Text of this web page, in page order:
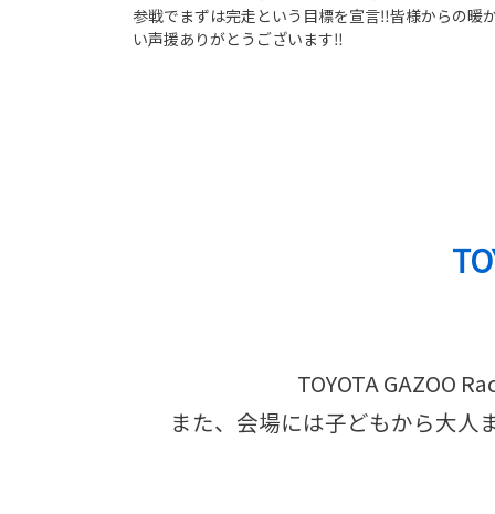
参戦でまずは完走という目標を宣言‼皆様からの暖
い声援ありがとうございます‼
TOYOTA GAZOO
また、会場には子どもから大人